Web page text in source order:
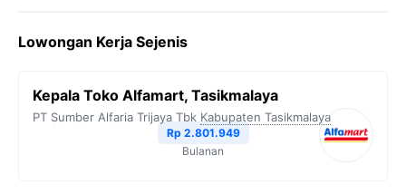
Lowongan Kerja Sejenis
Kepala Toko Alfamart, Tasikmalaya
PT Sumber Alfaria Trijaya Tbk Kabupaten Tasikmalaya
Rp 2.801.949
Bulanan